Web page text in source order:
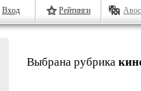
Вход Рейтинги
Выбрана рубрика